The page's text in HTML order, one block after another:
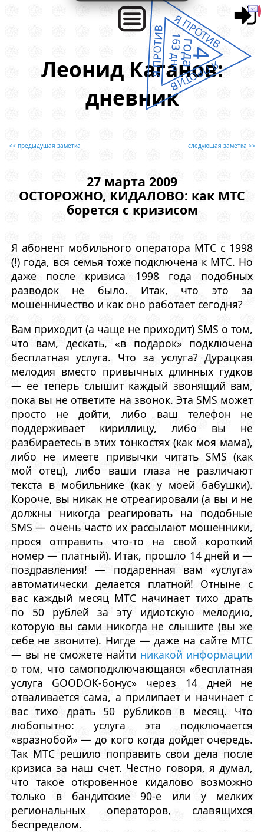
Леонид Каганов:
дневник
<< предыдущая заметка следующая заметка >>
27 марта 2009
ОСТОРОЖНО, КИДАЛОВО: как МТС
борется с кризисом
Я абонент мобильного оператора МТС с 1998
(!) года, вся семья тоже подключена к МТС. Но
даже после кризиса 1998 года подобных
разводок не было. Итак, что это за
мошенничество и как оно работает сегодня?
Вам приходит (а чаще не приходит) SMS о том,
что вам, дескать, «в подарок» подключена
бесплатная услуга. Что за услуга? Дурацкая
мелодия вместо привычных длинных гудков
— ее теперь слышит каждый звонящий вам,
пока вы не ответите на звонок. Эта SMS может
просто не дойти, либо ваш телефон не
поддерживает кириллицу, либо вы не
разбираетесь в этих тонкостях (как моя мама),
либо не имеете привычки читать SMS (как
мой отец), либо ваши глаза не различают
текста в мобильнике (как у моей бабушки).
Короче, вы никак не отреагировали (а вы и не
должны никогда реагировать на подобные
SMS — очень часто их рассылают мошенники,
прося отправить что-то на свой короткий
номер — платный). Итак, прошло 14 дней и —
поздравления! — подаренная вам «услуга»
автоматически делается платной! Отныне с
вас каждый месяц МТС начинает тихо драть
по 50 рублей за эту идиотскую мелодию,
которую вы сами никогда не слышите (вы же
себе не звоните). Нигде — даже на сайте МТС
— вы не сможете найти никакой информации
о том, что самоподключающаяся «бесплатная
услуга GOODOK-бонус» через 14 дней не
отваливается сама, а прилипает и начинает с
вас тихо драть 50 рубликов в месяц. Что
любопытно: услуга эта подключается
«вразнобой» — до кого когда дойдет очередь.
Так МТС решило поправить свои дела после
кризиса за наш счет. Честно говоря, я думал,
что такое откровенное кидалово возможно
только в бандитские 90-е или у мелких
региональных операторов, славящихся
беспределом.
Я ПРОТИВ
Я ПРОТИВ
Я ПРОТИВ 4
года
163 дня